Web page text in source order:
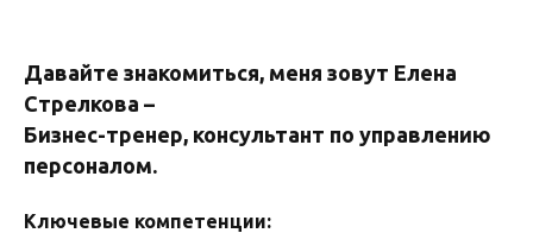
Давайте знакомиться, меня зовут Елена
Стрелкова –
Бизнес-тренер, консультант по управлению
персоналом.
Ключевые компетенции: